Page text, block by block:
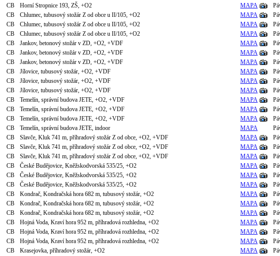
CB Horní Stropnice 193, ZŠ, +O2 MAPA
CB Chlumec, tubusový stožár Z od obce u II/105, +O2 MAPA
CB Chlumec, tubusový stožár Z od obce u II/105, +O2 MAPA
CB Chlumec, tubusový stožár Z od obce u II/105, +O2 MAPA
CB Jankov, betonový stožár v ZD, +O2, +VDF MAPA
CB Jankov, betonový stožár v ZD, +O2, +VDF MAPA
CB Jankov, betonový stožár v ZD, +O2, +VDF MAPA
CB Jílovice, tubusový stožár, +O2, +VDF MAPA
CB Jílovice, tubusový stožár, +O2, +VDF MAPA
CB Jílovice, tubusový stožár, +O2, +VDF MAPA
CB Temelín, správní budova JETE, +O2, +VDF MAPA
CB Temelín, správní budova JETE, +O2, +VDF MAPA
CB Temelín, správní budova JETE, +O2, +VDF MAPA
CB Temelín, správní budova JETE, indoor MAPA
CB Slavče, Kluk 741 m, příhradový stožár Z od obce, +O2, +VDF MAPA
CB Slavče, Kluk 741 m, příhradový stožár Z od obce, +O2, +VDF MAPA
CB Slavče, Kluk 741 m, příhradový stožár Z od obce, +O2, +VDF MAPA
CB České Budějovice, Kněžskodvorská 535/25, +O2 MAPA
CB České Budějovice, Kněžskodvorská 535/25, +O2 MAPA
CB České Budějovice, Kněžskodvorská 535/25, +O2 MAPA
CB Kondrač, Kondračská hora 682 m, tubusový stožár, +O2 MAPA
CB Kondrač, Kondračská hora 682 m, tubusový stožár, +O2 MAPA
CB Kondrač, Kondračská hora 682 m, tubusový stožár, +O2 MAPA
CB Hojná Voda, Kraví hora 952 m, příhradová rozhledna, +O2 MAPA
CB Hojná Voda, Kraví hora 952 m, příhradová rozhledna, +O2 MAPA
CB Hojná Voda, Kraví hora 952 m, příhradová rozhledna, +O2 MAPA
CB Krasejovka, příhradový stožár, +O2 MAPA